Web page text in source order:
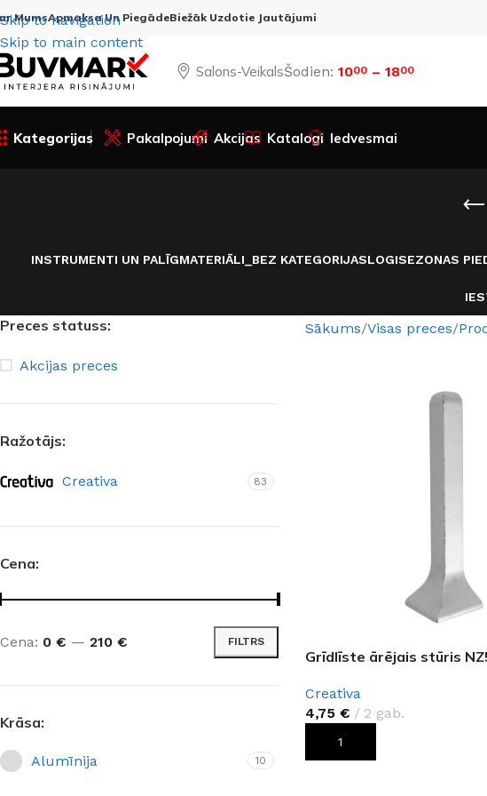
Skip to navigation
Skip to main content
MumsApmaksa Un PiegādeBiežāk Uzdotie Jautājumi
Salons-VeikalsŠodien: 1000 – 1800
Kategorijas Pakalpojumi Akcijas Katalogi Iedvesmai
INSTRUMENTI UN PALĪGMATERIĀLI _BEZ KATEGORIJASLOGISEZONAS
Preces statuss:
Akcijas preces
Ražotājs:
Creativa 83
Cena:
FILTRS
Cena: 0 € — 210 €
Krāsa:
Alumīnija 10
Sākums Visas preces
Grīdlīste ārējais stūris
Creativa
4,75 € 2 gab.
PIEVIENOT GROZAM